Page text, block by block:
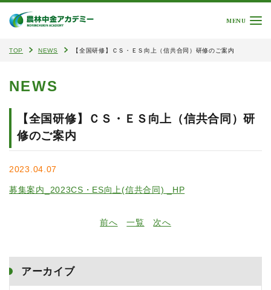
MENU
TOP NEWS 【全国研修】ＣＳ・ＥＳ向上（信共合同）研修のご案内
NEWS
【全国研修】ＣＳ・ＥＳ向上（信共合同）研
修のご案内
2023.04.07
募集案内_2023CS・ES向上(信共合同) _HP
前へ 一覧 次へ
アーカイブ